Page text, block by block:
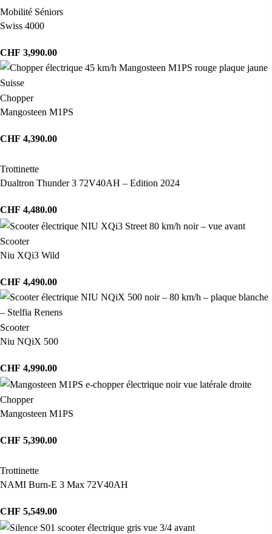
Mobilité Séniors
Swiss 4000
CHF 3,990.00
Chopper
Mangosteen M1PS
CHF 4,390.00
Trottinette
Dualtron Thunder 3 72V40AH – Edition 2024
CHF 4,480.00
Scooter
Niu XQi3 Wild
CHF 4,490.00
Scooter
Niu NQiX 500
CHF 4,990.00
Chopper
Mangosteen M1PS
CHF 5,390.00
Trottinette
NAMI Burn-E 3 Max 72V40AH
CHF 5,549.00